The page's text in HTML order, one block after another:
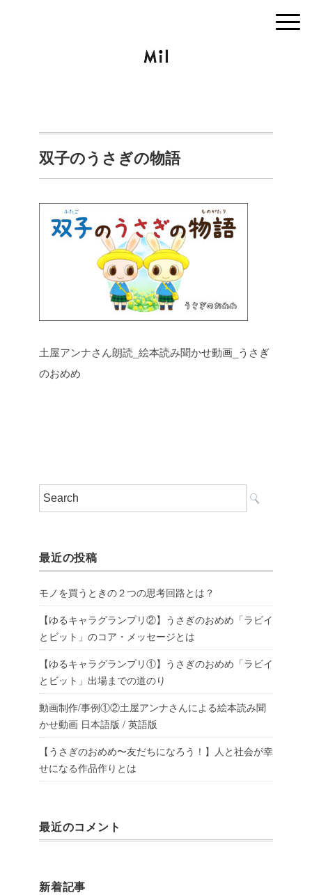
双子のうさぎの物語
土屋アンナさん朗読_絵本読み聞かせ動画_うさぎ
のおめめ
最近の投稿
モノを買うときの２つの思考回路とは？
【ゆるキャラグランプリ②】うさぎのおめめ「ラビイ
とビット」のコア・メッセージとは
【ゆるキャラグランプリ①】うさぎのおめめ「ラビイ
とビット」出場までの道のり
動画制作/事例①②土屋アンナさんによる絵本読み聞
かせ動画 日本語版 / 英語版
【うさぎのおめめ〜友だちになろう！】人と社会が幸
せになる作品作りとは
最近のコメント
新着記事